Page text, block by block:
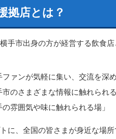
拠店とは？
手市出身の方が経営する飲食
ファンが気軽に集い、交流を深
市のさまざまな情報に触れられる
の雰囲気や味に触れられる場」
に、全国の皆さまが身近な場